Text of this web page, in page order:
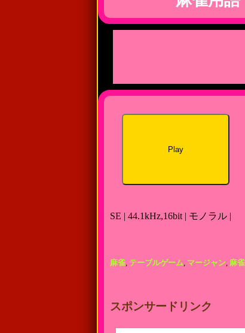
Play
SE | 44.1kHz,16bit | モノラル |
麻雀, テーブルゲーム, マージャン, 麻
スポンサードリンク